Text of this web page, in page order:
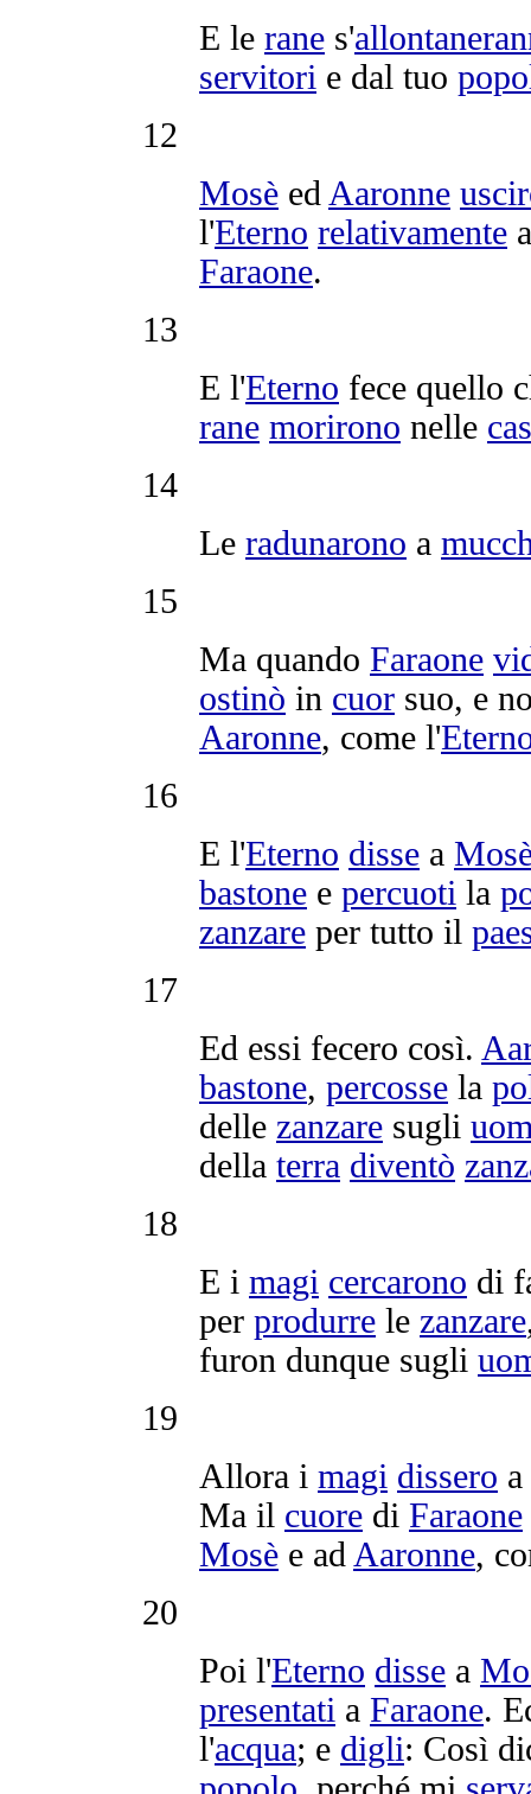
E le rane s'
servitori e dal tuo
12
Mosè ed Aaronne
l'Eterno relativamente
Faraone.
13
E l'Eterno fece quello
rane morirono nelle
14
Le radunarono a
15
Ma quando Faraone
ostinò in cuor suo, e
Aaronne, come l'
16
E l'Eterno disse a
bastone e percuoti la
zanzare per tutto il
17
Ed essi fecero così.
bastone, percosse la
delle zanzare sugli
della terra diventò
18
E i magi cercarono di
per produrre le zanzare
furon dunque sugli
19
Allora i magi dissero a
Ma il cuore di Faraone
Mosè e ad Aaronne,
20
Poi l'Eterno disse a
presentati a Faraone.
l'acqua; e digli: Così